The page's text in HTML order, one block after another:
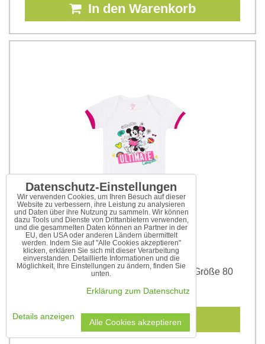
In den Warenkorb
Baby Body Disney Minnie und Mickey Größe 80
9 €
In den Warenkorb
Datenschutz-Einstellungen
Wir verwenden Cookies, um Ihren Besuch auf dieser
Website zu verbessern, ihre Leistung zu analysieren
und Daten über ihre Nutzung zu sammeln. Wir können
dazu Tools und Dienste von Drittanbietern verwenden,
und die gesammelten Daten können an Partner in der
EU, den USA oder anderen Ländern übermittelt
werden. Indem Sie auf "Alle Cookies akzeptieren"
klicken, erklären Sie sich mit dieser Verarbeitung
einverstanden. Detaillierte Informationen und die
Möglichkeit, Ihre Einstellungen zu ändern, finden Sie
unten.
Erklärung zum Datenschutz
Details anzeigen
Alle Cookies akzeptieren